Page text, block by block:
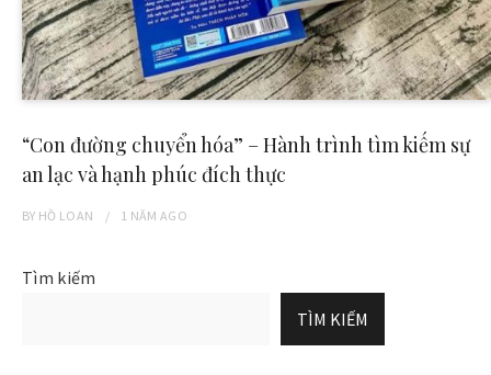
“Con đường chuyển hóa” – Hành trình tìm kiếm sự
an lạc và hạnh phúc đích thực
BY HỒ LOAN 1 NĂM AGO
Tìm kiếm
TÌM KIẾM